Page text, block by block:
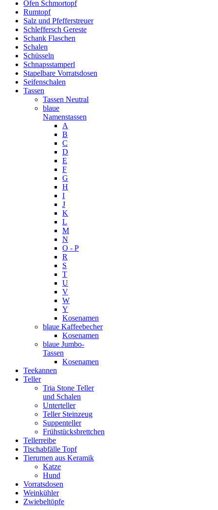
Ofen Schmortopf
Rumtopf
Salz und Pfefferstreuer
Schleffersch Gereste
Schank Flaschen
Schalen
Schüsseln
Schnapsstamperl
Stapelbare Vorratsdosen
Seifenschalen
Tassen
Tassen Neutral
blaue
Namenstassen
A
B
C
D
E
F
G
H
I
J
K
L
M
N
O - P
R
S
T
U
V
W
Y
Kosenamen
blaue Kaffeebecher
Kosenamen
blaue Jumbo-
Tassen
Kosenamen
Teekannen
Teller
Tria Stone Teller
und Schalen
Unterteller
Teller Steinzeug
Suppenteller
Frühstücksbrettchen
Tellerreibe
Tischabfälle Topf
Tierurnen aus Keramik
Katze
Hund
Vorratsdosen
Weinkühler
Zwiebeltöpfe